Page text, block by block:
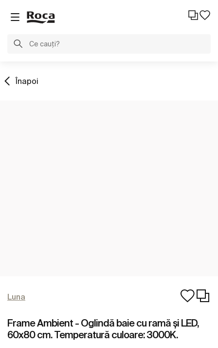
Înapoi
Luna
Frame Ambient - Oglindă baie cu ramă și LED,
60x80 cm. Temperatură culoare: 3000K.